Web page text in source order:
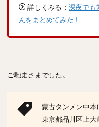
詳しくみる： 深夜でも
んをまとめてみた！
ご馳走さまでした。
蒙古タンメン中本
東京都品川区上